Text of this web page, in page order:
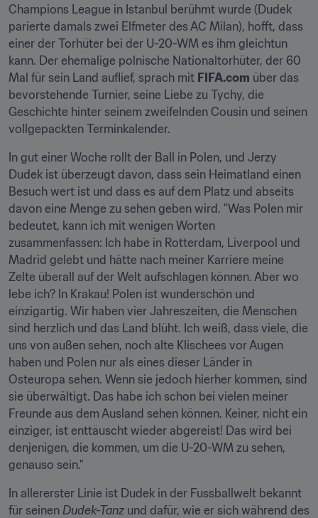
Champions League in Istanbul berühmt wurde (Dudek
parierte damals zwei Elfmeter des AC Milan), hofft, dass
einer der Torhüter bei der U-20-WM es ihm gleichtun
kann. Der ehemalige polnische Nationaltorhüter, der 60
Mal für sein Land auflief, sprach mit FIFA.com über das
bevorstehende Turnier, seine Liebe zu Tychy, die
Geschichte hinter seinem zweifelnden Cousin und seinen
vollgepackten Terminkalender.
In gut einer Woche rollt der Ball in Polen, und Jerzy
Dudek ist überzeugt davon, dass sein Heimatland einen
Besuch wert ist und dass es auf dem Platz und abseits
davon eine Menge zu sehen geben wird. "Was Polen mir
bedeutet, kann ich mit wenigen Worten
zusammenfassen: Ich habe in Rotterdam, Liverpool und
Madrid gelebt und hätte nach meiner Karriere meine
Zelte überall auf der Welt aufschlagen können. Aber wo
lebe ich? In Krakau! Polen ist wunderschön und
einzigartig. Wir haben vier Jahreszeiten, die Menschen
sind herzlich und das Land blüht. Ich weiß, dass viele, die
uns von außen sehen, noch alte Klischees vor Augen
haben und Polen nur als eines dieser Länder in
Osteuropa sehen. Wenn sie jedoch hierher kommen, sind
sie überwältigt. Das habe ich schon bei vielen meiner
Freunde aus dem Ausland sehen können. Keiner, nicht ein
einziger, ist enttäuscht wieder abgereist! Das wird bei
denjenigen, die kommen, um die U-20-WM zu sehen,
genauso sein."
In allererster Linie ist Dudek in der Fussballwelt bekannt
für seinen Dudek-Tanz und dafür, wie er sich während des